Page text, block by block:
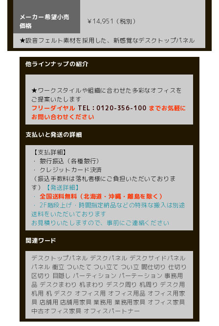
メーカー希望小売
価格
￥14,951 （税別）
★吸音フェルト素材を採用した、新感覚なデスクトップパネル
他ラインナップの紹介
★ワークスタイルや組織に合わせた多彩なオフィスを
ご提案いたします
フリーダイヤル TEL：0120-356-100 までお気軽に
お問い合わせください
支払いと発送の詳細
【支払詳細】
・ 銀行振込（各種銀行）
・ クレジットカード決済
（振込手数料は落札者様にご負担いただいておりま
す）
【発送詳細】
・ 全国送料無料（北海道・沖縄・離島を除く）
・ 2F階段上げ・時間指定納品などの特殊な搬入は別途
送料をいただいております
お見積りいたしますので、事前にご連絡ください
関連ワード
デスクトップパネル デスクパネル デスクサイドパネル
パネル 衝立 ついたて つい立て つい立 間仕切り 仕切り
区切り 目隠し パーティション パーテーション 事務用
品 デスクまわり 机まわり デスク周り 机周り デスク用
机用 机 デスク オフィス用 オフィス用品 オフィス用家
具 店舗用 店舗用家具 業務用 業務用家具 オフィス家具
中古オフィス家具 オフィスパートナー